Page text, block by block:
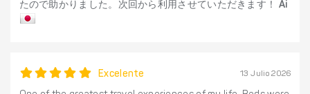
たので助かりました。次回から利用させていただきます！ Ai
Excelente 13 Julio 2026